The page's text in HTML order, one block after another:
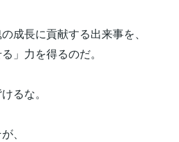
成長に貢献する出来事を、
」力を得るのだ。
るな。
、